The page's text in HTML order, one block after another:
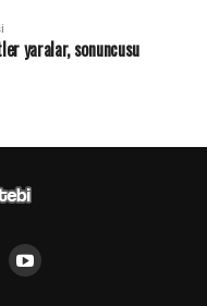
yaralar, sonuncusu